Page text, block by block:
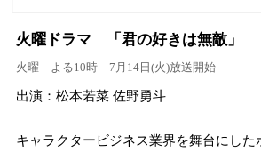
火曜ドラマ 「君の好きは無敵」
火曜 よる10時 7月14日(火)放送開始
出演：松本若菜 佐野勇斗
キャラクタービジネス業界を舞台にした